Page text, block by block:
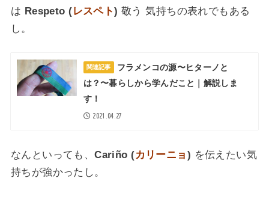
は Respeto (レスペト) 敬う 気持ちの表れでもある
し。
関連記事
フラメンコの源〜ヒターノと
は？〜暮らしから学んだこと｜解説しま
す！
2021.04.27
なんといっても、Cariño (カリーニョ ) を伝えたい気
持ちが強かったし。